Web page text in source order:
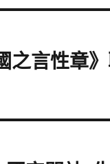
之言性章